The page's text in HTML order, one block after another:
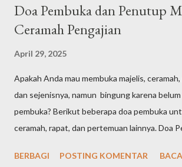
Doa Pembuka dan Penutup
Ceramah Pengajian
April 29, 2025
Apakah Anda mau membuka majelis,
dan sejenisnya, namun bingung karena
pembuka? Berikut beberapa doa pembuka
ceramah, rapat, dan pertemuan lainnya. Doa
latin: "Alḥamdu lillāhil-lażī hadānā lihāżā, wa
BERBAGI POSTING KOMENTAR